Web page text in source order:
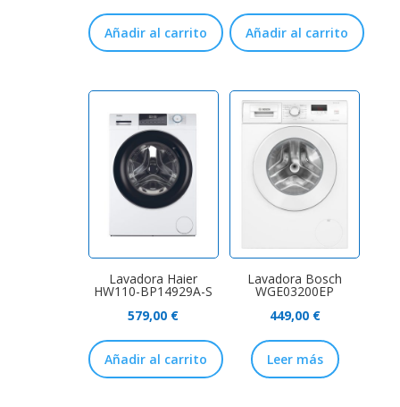
Añadir al carrito Añadir al carrito
Lavadora Haier
HW110-BP14929A-S
579,00 €
Añadir al carrito
Lavadora Bosch
WGE03200EP
449,00 €
Leer más